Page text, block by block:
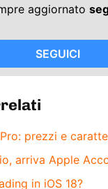
aggiornato
SEGUICI
prezzi e
arriva Apple
in iOS 18?